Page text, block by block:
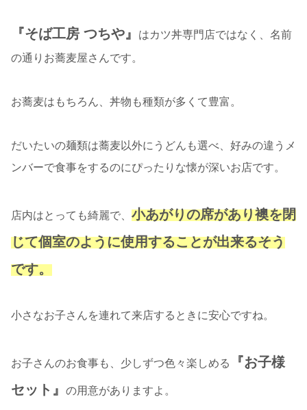
『そば工房 つちや』
はカツ丼専門店ではなく、名前
の通りお蕎麦屋さんです。
お蕎麦はもちろん、丼物も種類が多くて豊富。
だいたいの麺類は蕎麦以外にうどんも選べ、好みの違うメ
ンバーで食事をするのにぴったりな懐が深いお店です。
店内はとっても綺麗で、 小あがりの席があり襖を閉
じて個室のように使用することが出来るそう
です。
小さなお子さんを連れて来店するときに安心ですね。
お子さんのお食事も、少しずつ色々楽しめる
『お子様
セット』
の用意がありますよ。